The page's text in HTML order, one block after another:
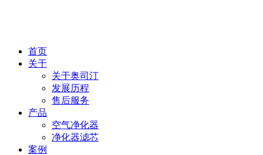
首页
关于
关于奥司汀
发展历程
售后服务
产品
空气净化器
净化器滤芯
案例